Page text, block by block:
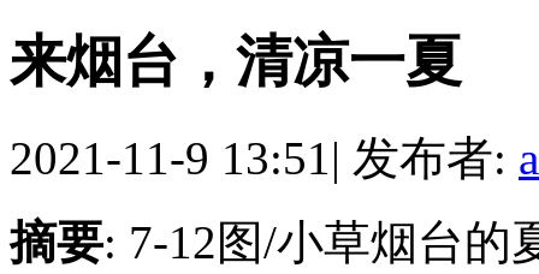
来烟台，清凉一夏
2021-11-9 13:51| 发布者:
摘要: 7-12图/小草烟台的